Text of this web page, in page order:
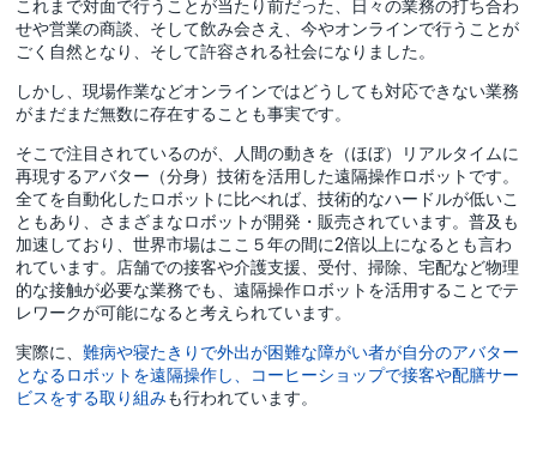
これまで対面で行うことが当たり前だった、日々の業務の打ち合わ
せや営業の商談、そして飲み会さえ、今やオンラインで行うことが
ごく自然となり、そして許容される社会になりました。
しかし、現場作業などオンラインではどうしても対応できない業務
がまだまだ無数に存在することも事実です。
そこで注目されているのが、⼈間の動きを（ほぼ）リアルタイムに
再現するアバター（分⾝）技術を活用した遠隔操作ロボットです。
全てを自動化したロボットに比べれば、技術的なハードルが低いこ
ともあり、さまざまなロボットが開発・販売されています。普及も
加速しており、世界市場はここ５年の間に2倍以上になるとも言わ
れています。店舗での接客や介護⽀援、受付、掃除、宅配など物理
的な接触が必要な業務でも、遠隔操作ロボットを活用することでテ
レワークが可能になると考えられています。
実際に、難病や寝たきりで外出が困難な障がい者が自分のアバター
となるロボットを遠隔操作し、コーヒーショップで接客や配膳サー
ビスをする取り組みも行われています。